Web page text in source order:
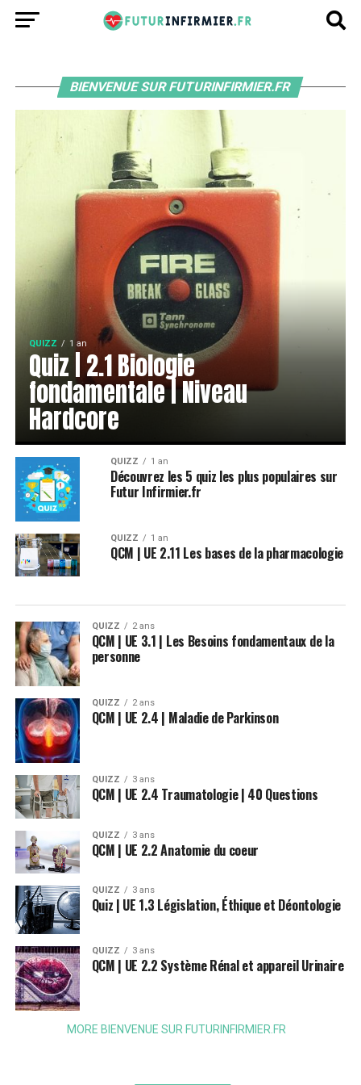
BIENVENUE SUR FUTURINFIRMIER.FR
QUIZZ 1 an
Quiz | 2.1 Biologie
fondamentale | Niveau
Hardcore
QUIZZ 1 an
Découvrez les 5 quiz les plus populaires sur
Futur Infirmier.fr
QUIZZ 1 an
QCM | UE 2.11 Les bases de la pharmacologie
QUIZZ 2 ans
QCM | UE 3.1 | Les Besoins fondamentaux de la
personne
QUIZZ 2 ans
QCM | UE 2.4 | Maladie de Parkinson
QUIZZ 3 ans
QCM | UE 2.4 Traumatologie | 40 Questions
QUIZZ 3 ans
QCM | UE 2.2 Anatomie du coeur
QUIZZ 3 ans
Quiz | UE 1.3 Législation, Éthique et Déontologie
QUIZZ 3 ans
QCM | UE 2.2 Système Rénal et appareil Urinaire
MORE BIENVENUE SUR FUTURINFIRMIER.FR